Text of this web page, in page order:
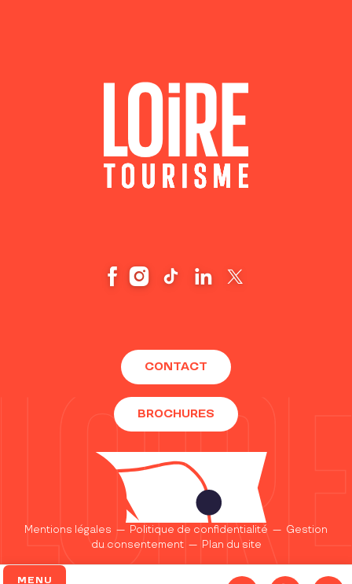
MENU
CONTACT
BROCHURES
Mentions légales — Politique de confidentialité — Gestion
du consentement— Plan du site